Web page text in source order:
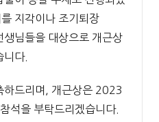
지각이나 조기퇴장
생님들을 대상으로 개근상
니다.
하드리며, 개근상은 2023
석을 부탁드리겠습니다.